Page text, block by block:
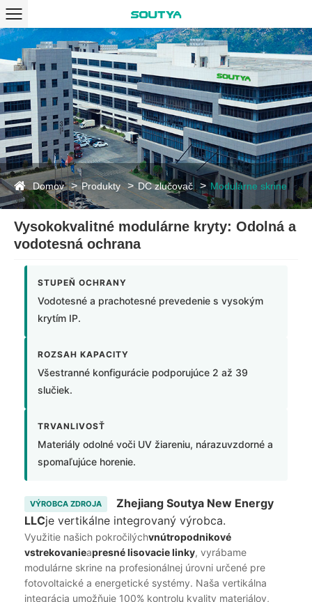
Domov Produkty DC zlučovač Modulárne skrine
Vysokokvalitné modulárne kryty: Odolná a
vodotesná ochrana
STUPEŇ OCHRANY
Vodotesné a prachotesné prevedenie s vysokým
krytím IP.
ROZSAH KAPACITY
Všestranné konfigurácie podporujúce 2 až 39
slučiek.
TRVANLIVOSŤ
Materiály odolné voči UV žiareniu, nárazuvzdorné a
spomaľujúce horenie.
VÝROBCA ZDROJA
Zhejiang Soutya New Energy
LLCje vertikálne integrovaný výrobca.
Využitie našich pokročilýchvnútropodnikové
vstrekovanieapresné lisovacie linky, vyrábame
modulárne skrine na profesionálnej úrovni určené pre
fotovoltaické a energetické systémy. Naša vertikálna
integrácia umožňuje 100% kontrolu kvality materiálov,